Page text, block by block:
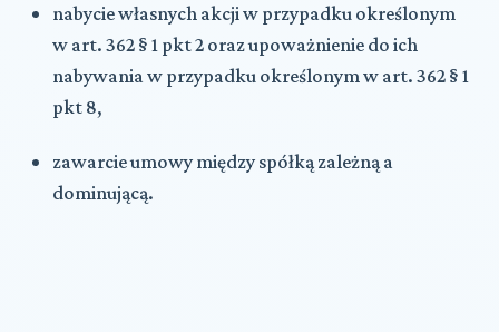
nabycie własnych akcji w przypadku określonym
w art. 362 § 1 pkt 2 oraz upoważnienie do ich
nabywania w przypadku określonym w art. 362 § 1
pkt 8,
zawarcie umowy między spółką zależną a
dominującą.